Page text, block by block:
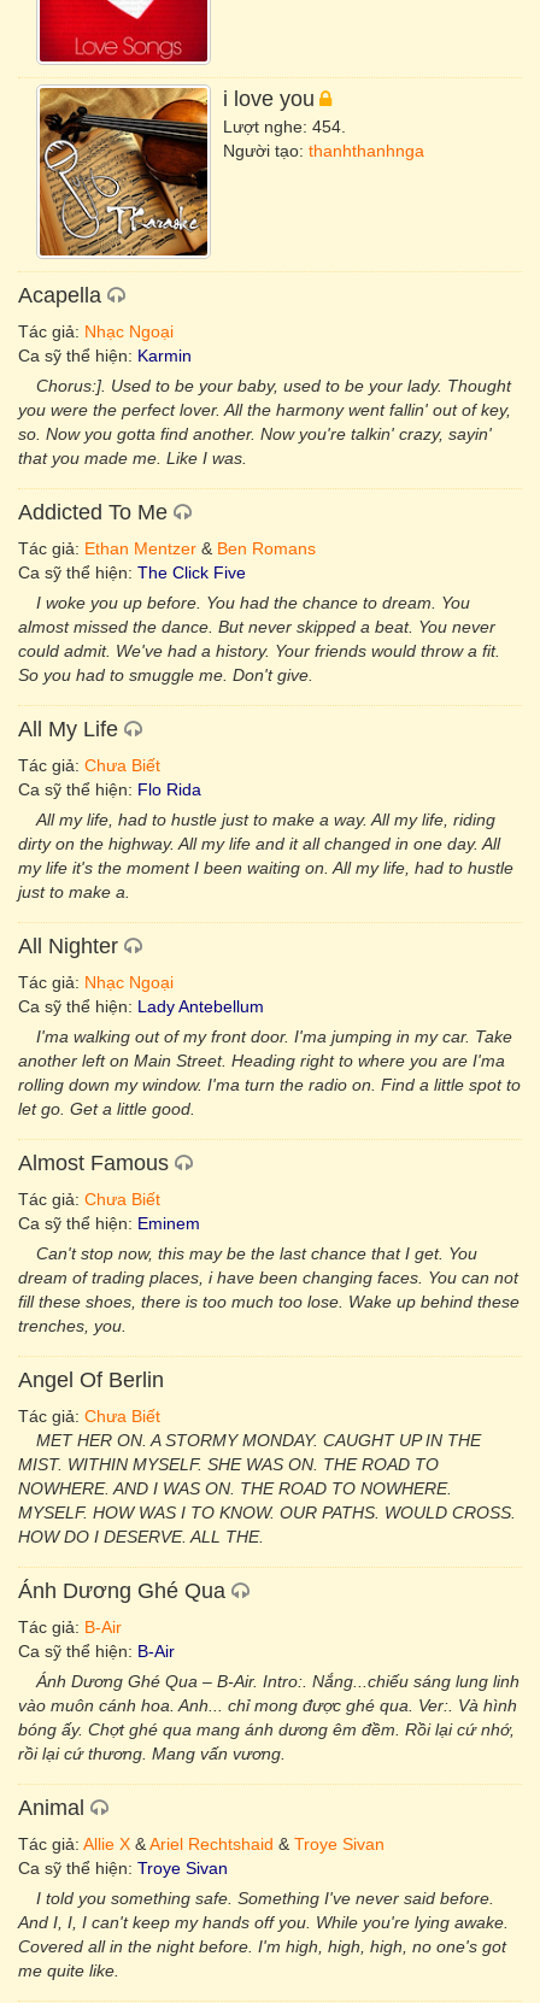
i love you
Lượt nghe: 454.
Người tạo: thanhthanhnga
Acapella
Tác giả: Nhạc Ngoại
Ca sỹ thể hiện: Karmin
Chorus:]. Used to be your baby, used to be your lady. Thought
you were the perfect lover. All the harmony went fallin' out of key,
so. Now you gotta find another. Now you're talkin' crazy, sayin'
that you made me. Like I was.
Addicted To Me
Tác giả: Ethan Mentzer & Ben Romans
Ca sỹ thể hiện: The Click Five
I woke you up before. You had the chance to dream. You
almost missed the dance. But never skipped a beat. You never
could admit. We've had a history. Your friends would throw a fit.
So you had to smuggle me. Don't give.
All My Life
Tác giả: Chưa Biết
Ca sỹ thể hiện: Flo Rida
All my life, had to hustle just to make a way. All my life, riding
dirty on the highway. All my life and it all changed in one day. All
my life it's the moment I been waiting on. All my life, had to hustle
just to make a.
All Nighter
Tác giả: Nhạc Ngoại
Ca sỹ thể hiện: Lady Antebellum
I'ma walking out of my front door. I'ma jumping in my car. Take
another left on Main Street. Heading right to where you are I'ma
rolling down my window. I'ma turn the radio on. Find a little spot to
let go. Get a little good.
Almost Famous
Tác giả: Chưa Biết
Ca sỹ thể hiện: Eminem
Can't stop now, this may be the last chance that I get. You
dream of trading places, i have been changing faces. You can not
fill these shoes, there is too much too lose. Wake up behind these
trenches, you.
Angel Of Berlin
Tác giả: Chưa Biết
MET HER ON. A STORMY MONDAY. CAUGHT UP IN THE
MIST. WITHIN MYSELF. SHE WAS ON. THE ROAD TO
NOWHERE. AND I WAS ON. THE ROAD TO NOWHERE.
MYSELF. HOW WAS I TO KNOW. OUR PATHS. WOULD CROSS.
HOW DO I DESERVE. ALL THE.
Ánh Dương Ghé Qua
Tác giả: B-Air
Ca sỹ thể hiện: B-Air
Ánh Dương Ghé Qua – B-Air. Intro:. Nắng...chiếu sáng lung linh
vào muôn cánh hoa. Anh... chỉ mong được ghé qua. Ver:. Và hình
bóng ấy. Chợt ghé qua mang ánh dương êm đềm. Rồi lại cứ nhớ,
rồi lại cứ thương. Mang vấn vương.
Animal
Tác giả: Allie X &Ariel Rechtshaid & Troye Sivan
Ca sỹ thể hiện: Troye Sivan
I told you something safe. Something I've never said before.
And I, I, I can't keep my hands off you. While you're lying awake.
Covered all in the night before. I'm high, high, high, no one's got
me quite like.